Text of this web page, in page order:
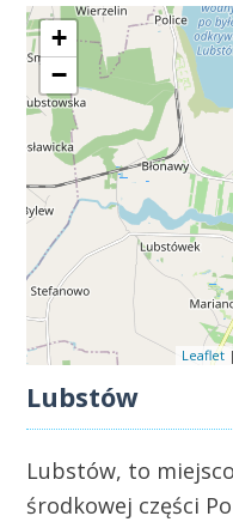
+
−
Leaflet|
Lubstów
Lubstów, to
środkowej części